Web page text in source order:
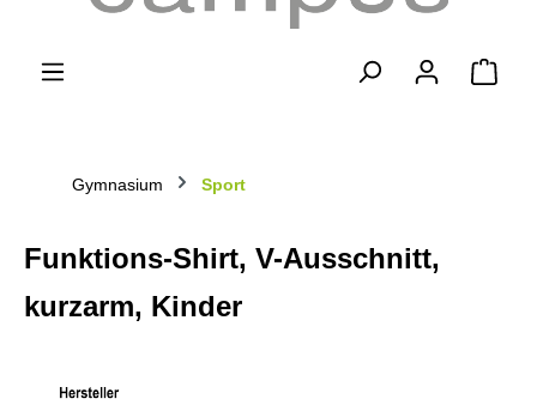
Gymnasium Sport
Funktions-Shirt, V-Ausschnitt,
kurzarm, Kinder